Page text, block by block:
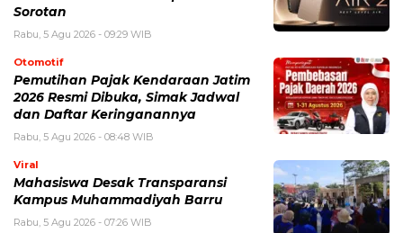
Sorotan
Rabu, 5 Agu 2026 - 09:29 WIB
Otomotif
Pemutihan Pajak Kendaraan Jatim
2026 Resmi Dibuka, Simak Jadwal
dan Daftar Keringanannya
Rabu, 5 Agu 2026 - 08:48 WIB
Viral
Mahasiswa Desak Transparansi
Kampus Muhammadiyah Barru
Rabu, 5 Agu 2026 - 07:26 WIB